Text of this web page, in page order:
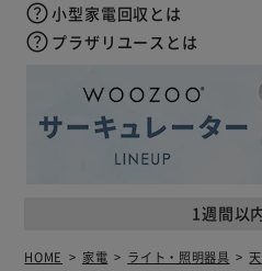
1週間以
小型家電回収とは
プラザリユースとは
HOME 家電 ライト・照明器具